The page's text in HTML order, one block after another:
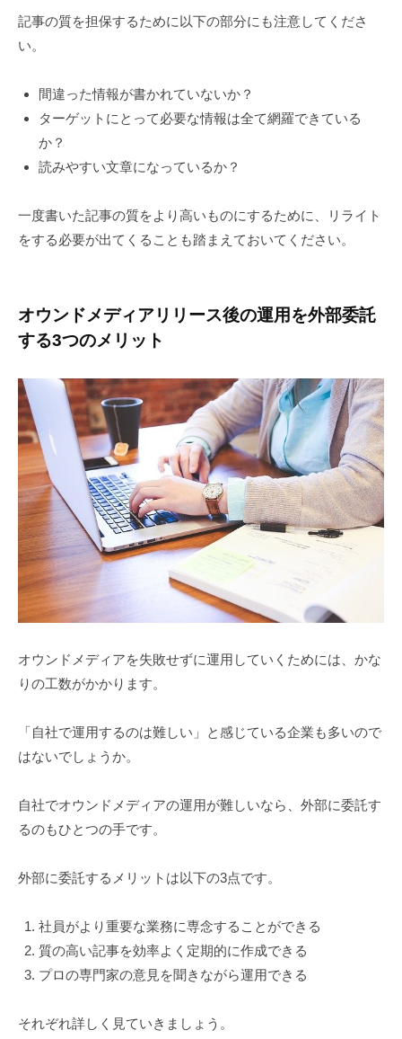
記事の質を担保するために以下の部分にも注意してくださ
い。
間違った情報が書かれていないか？
ターゲットにとって必要な情報は全て網羅できている
か？
読みやすい文章になっているか？
一度書いた記事の質をより高いものにするために、リライト
をする必要が出てくることも踏まえておいてください。
オウンドメディアリリース後の運用を外部委託
する3つのメリット
オウンドメディアを失敗せずに運用していくためには、かな
りの工数がかかります。
「自社で運用するのは難しい」と感じている企業も多いので
はないでしょうか。
自社でオウンドメディアの運用が難しいなら、外部に委託す
るのもひとつの手です。
外部に委託するメリットは以下の3点です。
社員がより重要な業務に専念することができる
質の高い記事を効率よく定期的に作成できる
プロの専門家の意見を聞きながら運用できる
それぞれ詳しく見ていきましょう。